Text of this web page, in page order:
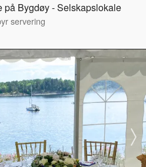
Bygdøy - Selskapslokale
servering